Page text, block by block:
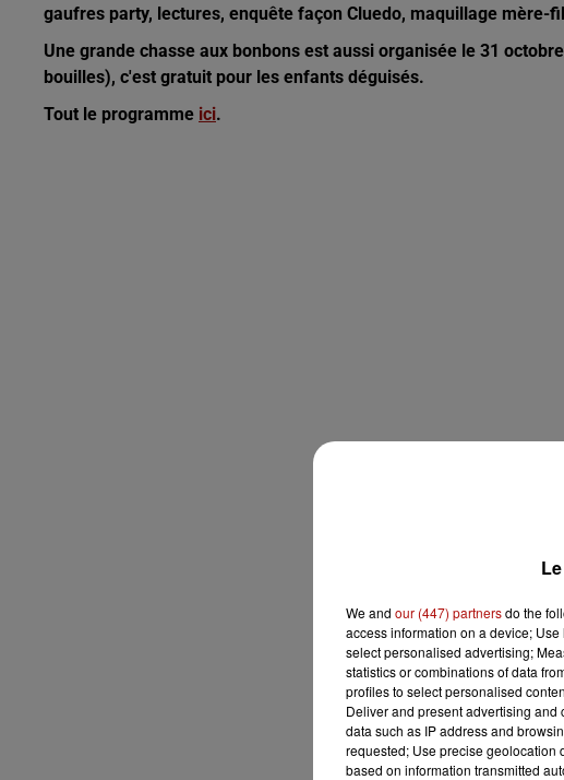
gaufres party, lectures, enquête façon Cluedo, maquillage mère-
Une grande chasse aux bonbons est aussi organisée le 31
bouilles), c'est gratuit pour les enfants déguisés.
Tout le programme ici.
We and our (447) partnersdo the
access information on a device;
select personalised advertising;
statistics or combinations of data
profiles to select personalised
Deliver and present advertising
data such as IP address and
requested; Use precise geolocation
based on information transmitted